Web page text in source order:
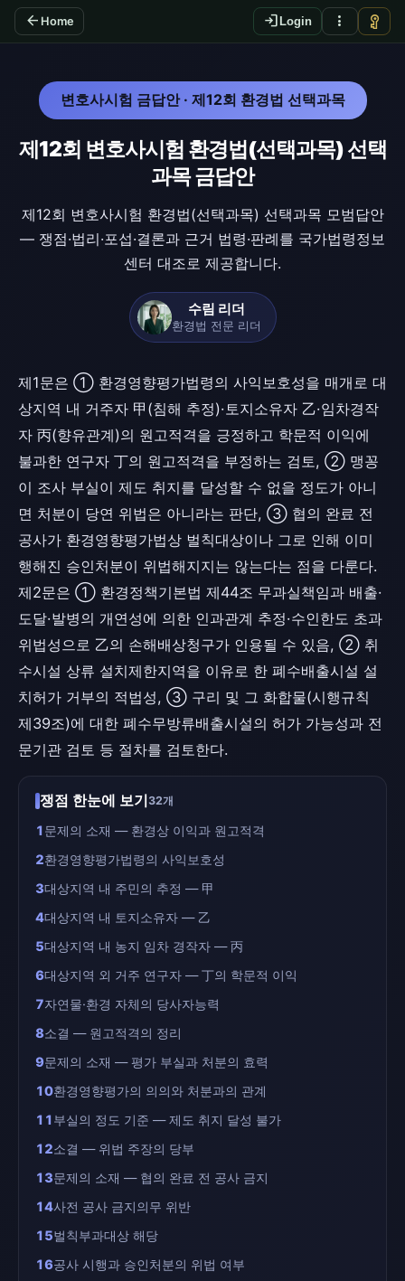
arrow_back Home login Login more_vert vpn_key
변호사시험 금답안 · 제12회 환경법 선택과목
제12회 변호사시험 환경법(선택과목) 선택
과목 금답안
제12회 변호사시험 환경법(선택과목) 선택과목 모범답안
— 쟁점·법리·포섭·결론과 근거 법령·판례를 국가법령정보
센터 대조로 제공합니다.
수림 리더
환경법 전문 리더
제1문은 ① 환경영향평가법령의 사익보호성을 매개로 대
상지역 내 거주자 甲(침해 추정)·토지소유자 乙·임차경작
자 丙(향유관계)의 원고적격을 긍정하고 학문적 이익에
불과한 연구자 丁의 원고적격을 부정하는 검토, ② 맹꽁
이 조사 부실이 제도 취지를 달성할 수 없을 정도가 아니
면 처분이 당연 위법은 아니라는 판단, ③ 협의 완료 전
공사가 환경영향평가법상 벌칙대상이나 그로 인해 이미
행해진 승인처분이 위법해지지는 않는다는 점을 다룬다.
제2문은 ① 환경정책기본법 제44조 무과실책임과 배출·
도달·발병의 개연성에 의한 인과관계 추정·수인한도 초과
위법성으로 乙의 손해배상청구가 인용될 수 있음, ② 취
수시설 상류 설치제한지역을 이유로 한 폐수배출시설 설
치허가 거부의 적법성, ③ 구리 및 그 화합물(시행규칙
제39조)에 대한 폐수무방류배출시설의 허가 가능성과 전
문기관 검토 등 절차를 검토한다.
쟁점 한눈에 보기32개
1문제의 소재 — 환경상 이익과 원고적격
2환경영향평가법령의 사익보호성
3대상지역 내 주민의 추정 — 甲
4대상지역 내 토지소유자 — 乙
5대상지역 내 농지 임차 경작자 — 丙
6대상지역 외 거주 연구자 — 丁의 학문적 이익
7자연물·환경 자체의 당사자능력
8소결 — 원고적격의 정리
9문제의 소재 — 평가 부실과 처분의 효력
10환경영향평가의 의의와 처분과의 관계
11부실의 정도 기준 — 제도 취지 달성 불가
12소결 — 위법 주장의 당부
13문제의 소재 — 협의 완료 전 공사 금지
14사전 공사 금지의무 위반
15벌칙부과대상 해당
16공사 시행과 승인처분의 위법 여부